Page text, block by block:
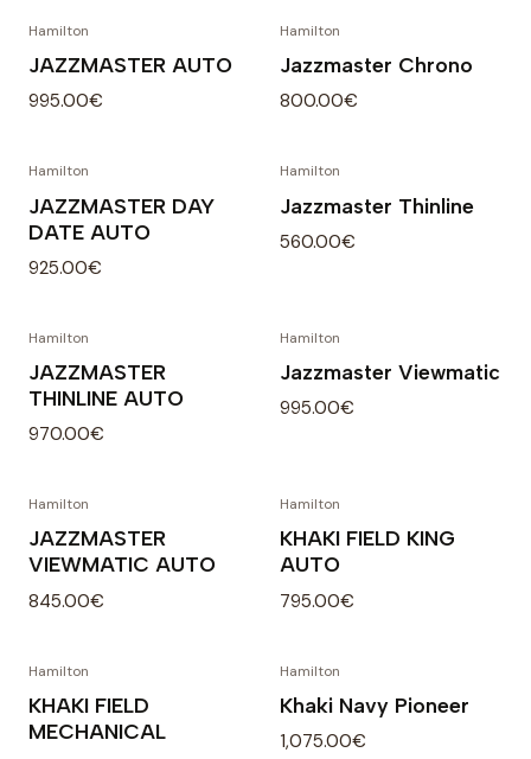
Hamilton
JAZZMASTER AUTO
995.00€
Hamilton
Jazzmaster Chrono
800.00€
Hamilton
JAZZMASTER DAY
DATE AUTO
925.00€
Hamilton
Jazzmaster Thinline
560.00€
Hamilton
JAZZMASTER
THINLINE AUTO
970.00€
Hamilton
Jazzmaster Viewmatic
995.00€
Hamilton
JAZZMASTER
VIEWMATIC AUTO
845.00€
Hamilton
KHAKI FIELD KING
AUTO
795.00€
Hamilton
KHAKI FIELD
MECHANICAL
Hamilton
Khaki Navy Pioneer
1,075.00€